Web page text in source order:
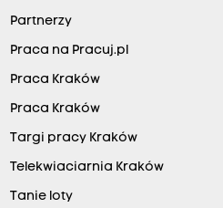
Partnerzy
Praca na Pracuj.pl
Praca Kraków
Praca Kraków
Targi pracy Kraków
Telekwiaciarnia Kraków
Tanie loty